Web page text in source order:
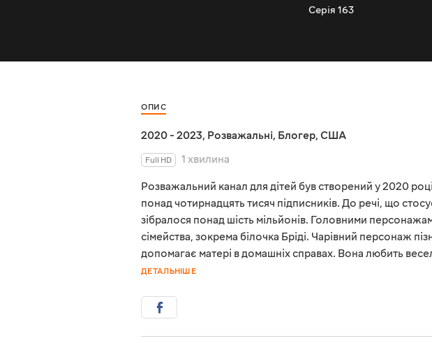
Серія 163
ОПИС
2020 - 2023, Розважальні, Блогер, США
Full HD
1 хвилина
Розважальний канал для дітей був створений у 2020
понад чотирнадцять тисяч підписників. До речі, що
зібралося понад шість мільйонів. Головними
сімейства, зокрема білочка Бріді. Чарівний персонаж
допомагає матері в домашніх справах. Вона любить
ДЕТАЛЬНІШЕ